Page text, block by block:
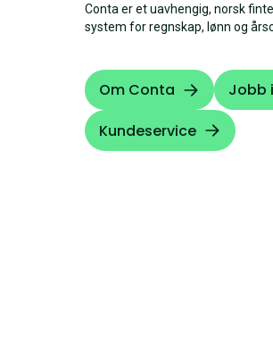
Conta er et uavhengig, norsk
system for regnskap, lønn og
Om Conta
Jobb
Kundeservice